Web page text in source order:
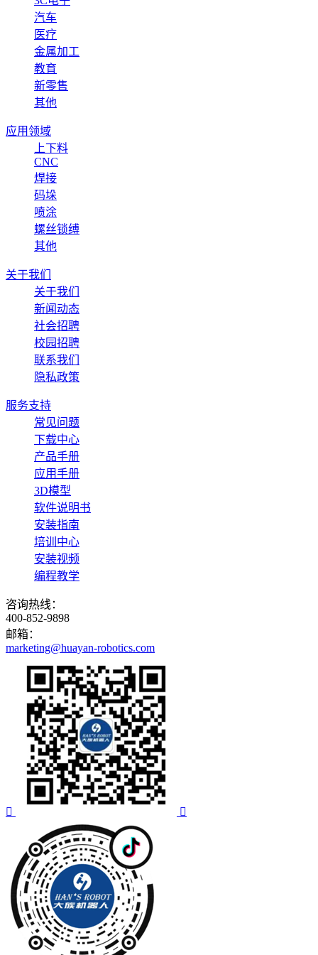
汽车
医疗
金属加工
教育
新零售
其他
应用领域
上下料
CNC
焊接
码垛
喷涂
螺丝锁缚
其他
关于我们
关于我们
新闻动态
社会招聘
校园招聘
联系我们
隐私政策
服务支持
常见问题
下载中心
产品手册
应用手册
3D模型
软件说明书
安装指南
培训中心
安装视频
编程教学
咨询热线：
400-852-9898
邮箱：
marketing@huayan-robotics.com